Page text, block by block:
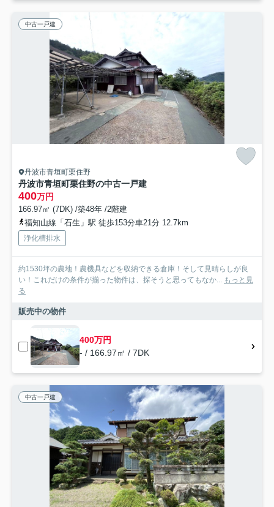
中古一戸建
丹波市青垣町栗住野
丹波市青垣町栗住野の中古一戸建
400万円
166.97㎡ (7DK) /築48年 /2階建
福知山線「石生」駅 徒歩153分車21分 12.7km
浄化槽排水
約1530坪の農地！農機具などを収納できる倉庫！そして見晴らしが良
い！これだけの条件が揃った物件は、探そうと思ってもなか... もっと見
る
販売中の物件
400万円
- / 166.97㎡ / 7DK
中古一戸建